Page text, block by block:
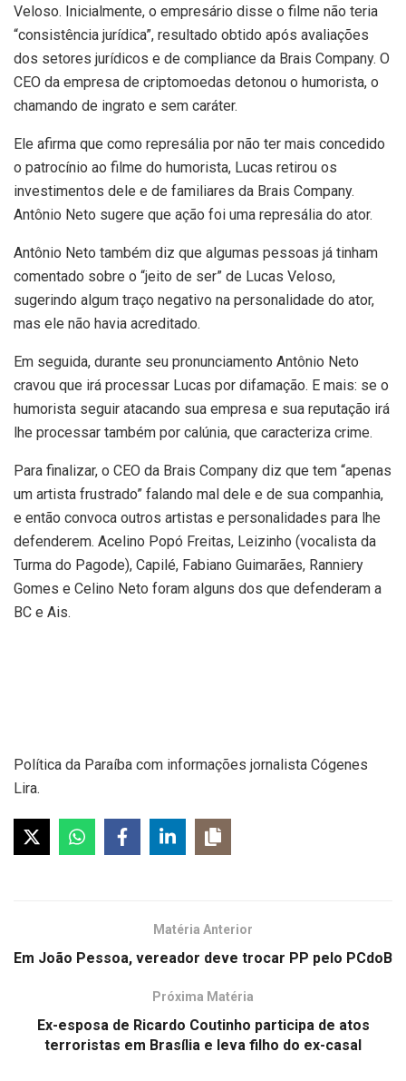
Veloso. Inicialmente, o empresário disse o filme não teria
“consistência jurídica”, resultado obtido após avaliações
dos setores jurídicos e de compliance da Brais Company. O
CEO da empresa de criptomoedas detonou o humorista, o
chamando de ingrato e sem caráter.
Ele afirma que como represália por não ter mais concedido
o patrocínio ao filme do humorista, Lucas retirou os
investimentos dele e de familiares da Brais Company.
Antônio Neto sugere que ação foi uma represália do ator.
Antônio Neto também diz que algumas pessoas já tinham
comentado sobre o “jeito de ser” de Lucas Veloso,
sugerindo algum traço negativo na personalidade do ator,
mas ele não havia acreditado.
Em seguida, durante seu pronunciamento Antônio Neto
cravou que irá processar Lucas por difamação. E mais: se o
humorista seguir atacando sua empresa e sua reputação irá
lhe processar também por calúnia, que caracteriza crime.
Para finalizar, o CEO da Brais Company diz que tem “apenas
um artista frustrado” falando mal dele e de sua companhia,
e então convoca outros artistas e personalidades para lhe
defenderem. Acelino Popó Freitas, Leizinho (vocalista da
Turma do Pagode), Capilé, Fabiano Guimarães, Ranniery
Gomes e Celino Neto foram alguns dos que defenderam a
BC e Ais.
Política da Paraíba com informações jornalista Cógenes
Lira.
Matéria Anterior
Em João Pessoa, vereador deve trocar PP pelo PCdoB
Próxima Matéria
Ex-esposa de Ricardo Coutinho participa de atos
terroristas em Brasília e leva filho do ex-casal